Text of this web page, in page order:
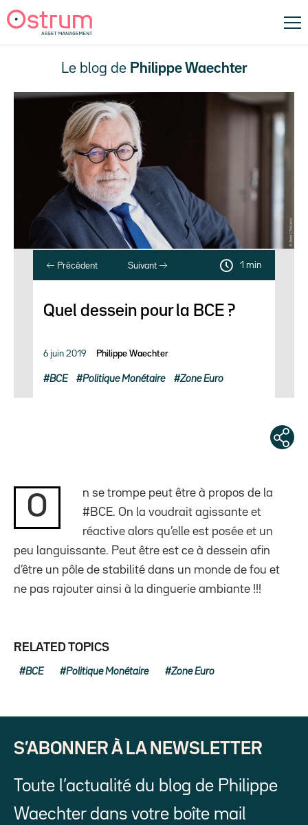
Le blog de Philippe Waechter
Précédent Suivant 1 min
Quel dessein pour la BCE ?
6 juin 2019 Philippe Waechter
BCE Politique Monétaire Zone Euro
O
n se trompe peut être à propos de la
#BCE. On la voudrait agissante et
réactive alors qu’elle est posée et un
peu languissante. Peut être est ce à dessein afin
d’être un pôle de stabilité dans un monde de fou et
ne pas rajouter ainsi à la dinguerie ambiante !!!
RELATED TOPICS
BCE Politique Monétaire Zone Euro
S’ABONNER À LA NEWSLETTER
Toute l’actualité du blog de Philippe
Waechter dans votre boîte mail